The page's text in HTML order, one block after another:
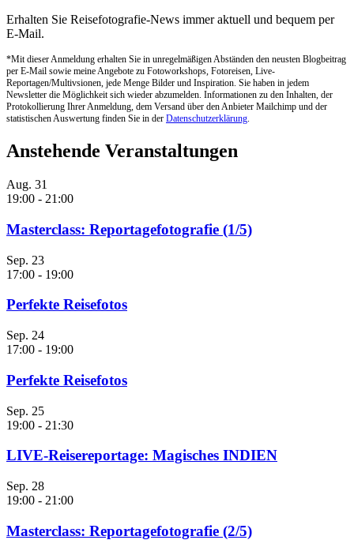
Erhalten Sie Reisefotografie-News immer aktuell und bequem per
E-Mail.
*Mit dieser Anmeldung erhalten Sie in unregelmäßigen Abständen den neusten Blogbeitrag
per E-Mail sowie meine Angebote zu Fotoworkshops, Fotoreisen, Live-
Reportagen/Multivsionen, jede Menge Bilder und Inspiration. Sie haben in jedem
Newsletter die Möglichkeit sich wieder abzumelden. Informationen zu den Inhalten, der
Protokollierung Ihrer Anmeldung, dem Versand über den Anbieter Mailchimp und der
statistischen Auswertung finden Sie in der Datenschutzerklärung.
Anstehende Veranstaltungen
Aug. 31
19:00 - 21:00
Masterclass: Reportagefotografie (1/5)
Sep. 23
17:00 - 19:00
Perfekte Reisefotos
Sep. 24
17:00 - 19:00
Perfekte Reisefotos
Sep. 25
19:00 - 21:30
LIVE-Reisereportage: Magisches INDIEN
Sep. 28
19:00 - 21:00
Masterclass: Reportagefotografie (2/5)